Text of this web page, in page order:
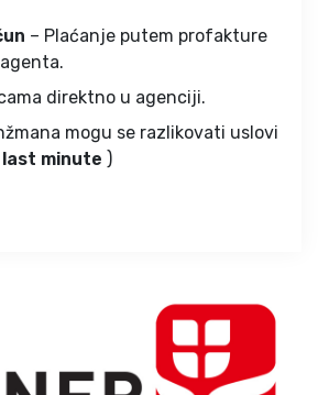
– Plaćanje putem profakture
direktno u agenciji.
mogu se razlikovati uslovi
minute )